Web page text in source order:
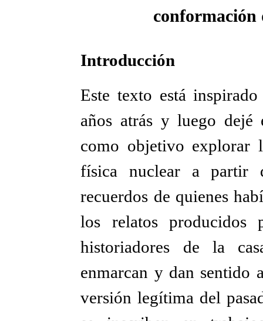
conformación
Introducción
Este texto está
años atrás y luego
como objetivo explorar
física nuclear a partir
recuerdos de quienes
los relatos
historiadores de la
enmarcan y dan sentido
versión legítima del